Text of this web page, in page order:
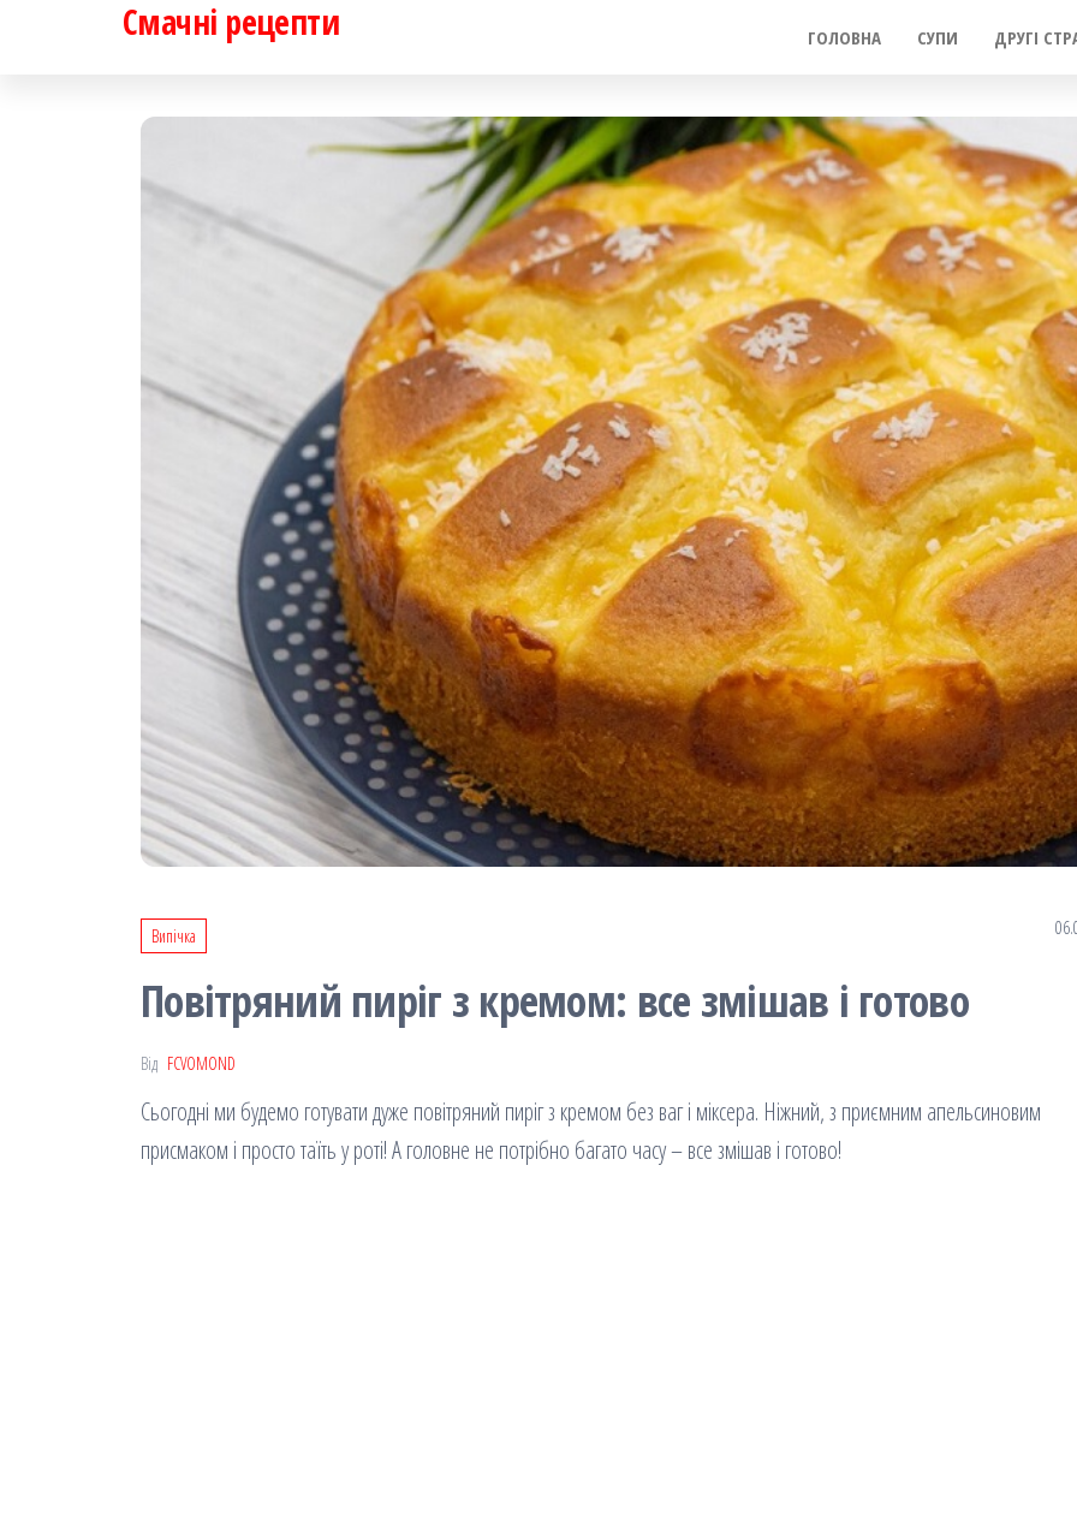
Смачні рецепти ГОЛОВНА СУПИ ДРУГІ
Випічка
Повітряний пиріг з кремом: все змішав і готово
Від FCVOMOND
Сьогодні ми будемо готувати дуже повітряний пиріг з кремом без ваг і міксера. Ніжний, з приємним апельсиновим
присмаком і просто таїть у роті! А головне не потрібно багато часу – все змішав і готово!